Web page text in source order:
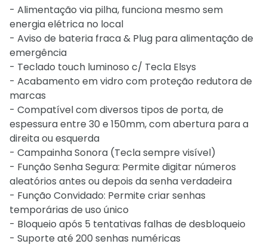
- Alimentação via pilha, funciona mesmo sem
energia elétrica no local
- Aviso de bateria fraca & Plug para alimentação de
emergência
- Teclado touch luminoso c/ Tecla Elsys
- Acabamento em vidro com proteção redutora de
marcas
- Compatível com diversos tipos de porta, de
espessura entre 30 e 150mm, com abertura para a
direita ou esquerda
- Campainha Sonora (Tecla sempre visível)
- Função Senha Segura: Permite digitar números
aleatórios antes ou depois da senha verdadeira
- Função Convidado: Permite criar senhas
temporárias de uso único
- Bloqueio após 5 tentativas falhas de desbloqueio
- Suporte até 200 senhas numéricas